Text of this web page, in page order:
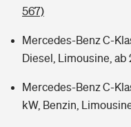
567)
Mercedes-Benz C-
Diesel, Limousine, ab
Mercedes-Benz C-
kW, Benzin,